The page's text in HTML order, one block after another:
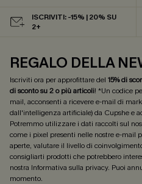
ISCRIVITI: -15% | 20% SU
2+
REGALO DELLA
Iscriviti ora per approfittare del 15% di
di sconto su 2 o più articoli! *Un codice
mail, acconsenti a ricevere e-mail di
dall'intelligenza artificiale) da Cupshe e
Potremmo utilizzare i dati raccolti sul
come i pixel presenti nelle nostre e-mail
aperte, valutare il livello di
consigliarti prodotti che potrebbero
nostra Informativa sulla privacy. Puoi
momento.